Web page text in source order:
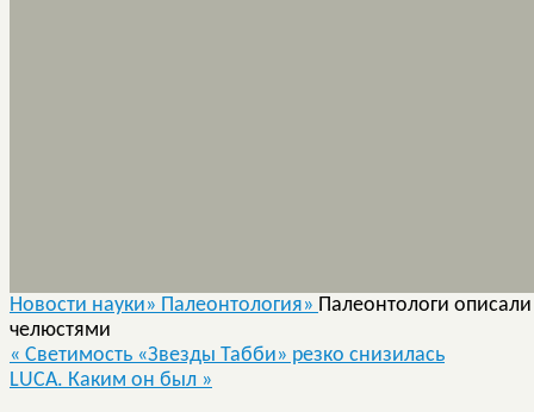
Новости науки» Палеонтология» Палеонтологи
челюстями
« Светимость «Звезды Табби» резко снизилась
LUCA. Каким он был »